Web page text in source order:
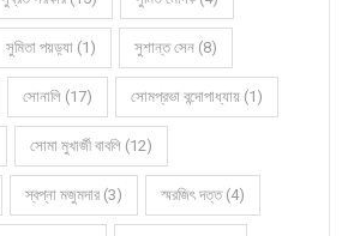
সুমিতা পয়ড়্যা (1) সুশান্ত সেন (8)
সোনালি (17) সোমপ্রভা বন্দোপাধ্যায় (1)
সোমা মুখার্জী বাবলি (12)
স্বপ্না মজুমদার (3) স্মরজিৎ দত্ত (4)